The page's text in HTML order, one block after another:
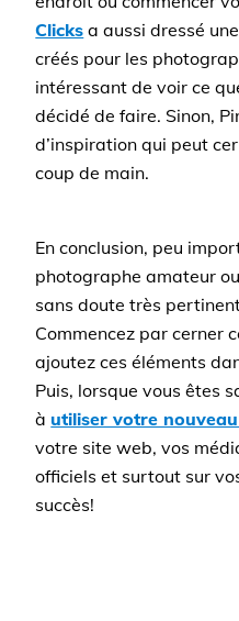
Clicks a aussi dressé
créés pour les
intéressant de voir ce
décidé de faire. Sinon,
d’inspiration qui peut
coup de main.
En conclusion, peu
photographe amateur
sans doute très
Commencez par cerner
ajoutez ces éléments
Puis, lorsque vous êtes
à utiliser votre
votre site web, vos
officiels et surtout sur
succès!